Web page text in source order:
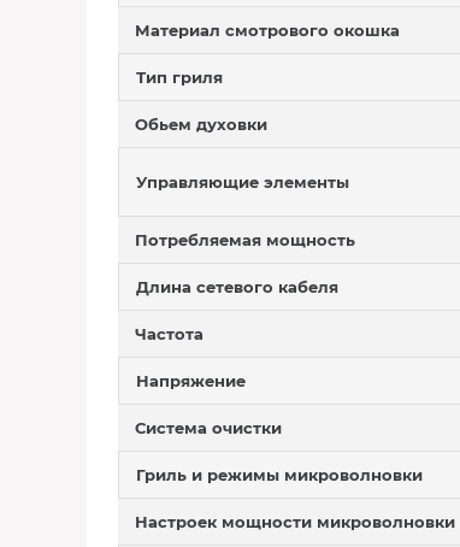
Материал смотрового окошка
Тип гриля
Обьем духовки
Управляющие элементы
Потребляемая мощность
Длина сетевого кабеля
Частота
Напряжение
Система очистки
Гриль и режимы микроволновки
Настроек мощности микровoлновки